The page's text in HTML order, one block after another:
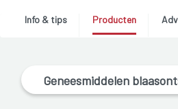
Info & tips Producten
Geneesmiddelen